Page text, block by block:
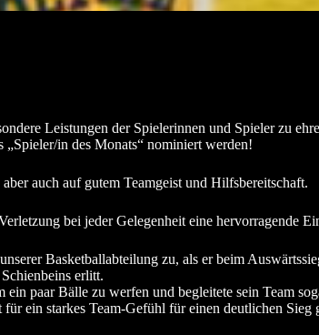
Leistungen der Spielerinnen und Spieler zu
in des Monats“ nominiert werden!
auch auf gutem Teamgeist und Hilfsbereitschaft.
bei jeder Gelegenheit eine hervorragende
Basketballabteilung zu, als er beim
erlitt.
paar Bälle zu werfen und begleitete sein Team
ein starkes Team-Gefühl für einen deutlichen